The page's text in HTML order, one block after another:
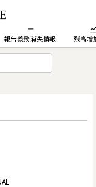
報告義務消失情報 残高増